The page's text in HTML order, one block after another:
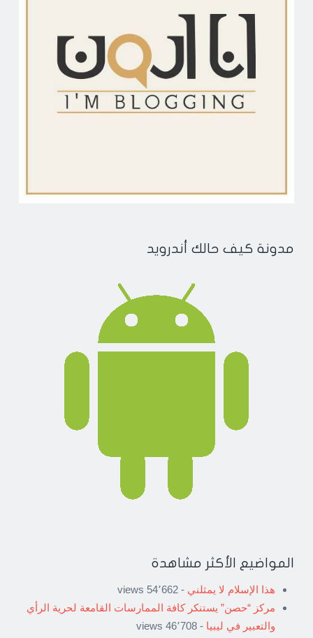
مدونة كيف حالك أندرويد
المواضيع الأكثر مشاهدة
هذا الإسلام لا يمثلني - 54٬662 views
مركز “حصن” يستنكر كافة الممارسات القامعة لحرية الرأي
والتعبير في ليبيا - 46٬708 views